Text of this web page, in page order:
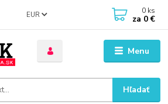
Menu
EUR
Hľadať
0 ks
za 0 €